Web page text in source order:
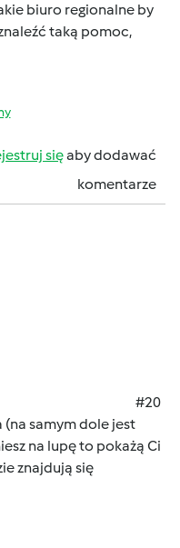
biuro regionalne by
taką pomoc,
sięaby dodawać
komentarze
#20
samym dole jest
na lupę to pokażą Ci
znajdują się